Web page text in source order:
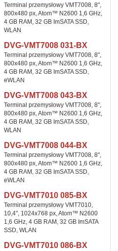
Terminal przemysłowy VMT7008, 8",
800x480 px, Atom™ N2600 1,6 GHz,
4 GB RAM, 32 GB ImSATA SSD,
WLAN
DVG-VMT7008 031-BX
Terminal przemysłowy VMT7008, 8",
800x480 px, Atom™ N2600 1,6 GHz,
4 GB RAM, 32 GB ImSATA SSD,
eWLAN
DVG-VMT7008 043-BX
Terminal przemysłowy VMT7008, 8",
800x480 px, Atom™ N2600 1,6 GHz,
4 GB RAM, 32 GB ImSATA SSD,
WLAN
DVG-VMT7008 044-BX
Terminal przemysłowy VMT7008, 8",
800x480 px, Atom™ N2600 1,6 GHz,
4 GB RAM, 32 GB ImSATA SSD,
eWLAN
DVG-VMT7010 085-BX
Terminal przemysłowy VMT7010,
10,4", 1024x768 px, Atom™ N2600
1,6 GHz, 4 GB RAM, 32 GB ImSATA
SSD, WLAN
DVG-VMT7010 086-BX